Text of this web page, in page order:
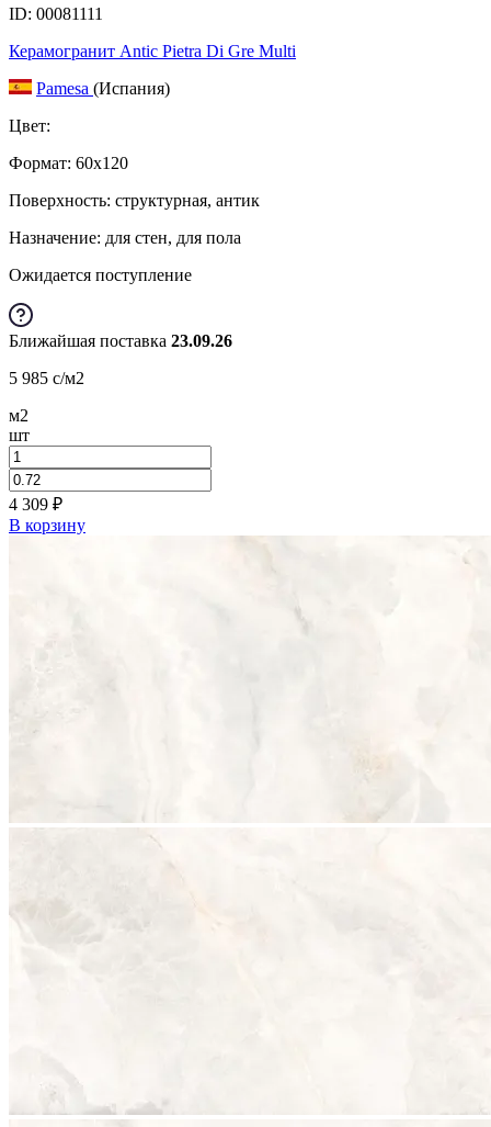
ID: 00081111
Керамогранит Antic Pietra Di Gre Multi
Pamesa (Испания)
Цвет:
Формат: 60x120
Поверхность: структурная, антик
Назначение: для стен, для пола
Ожидается поступление
Ближайшая поставка 23.09.26
5 985 c/м2
м2
шт
4 309 ₽
В корзину